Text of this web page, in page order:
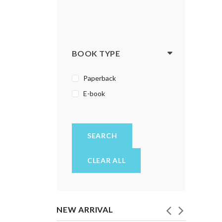
ರಾಮಾಯಣ
ರೋಚಕ ಕತೆಗಳು
ಲೇಖನಗಳು, ಪ್ರಬಂಧಗಳು
ವಿಮರ್ಶೆ
ವ್ಯಕ್ತಿತ್ವ ವಿಕಸನ
ಸಂಶೋಧನಾ ಕೃತಿ
BOOK TYPE
Paperback
E-book
SEARCH
CLEAR ALL
NEW ARRIVAL